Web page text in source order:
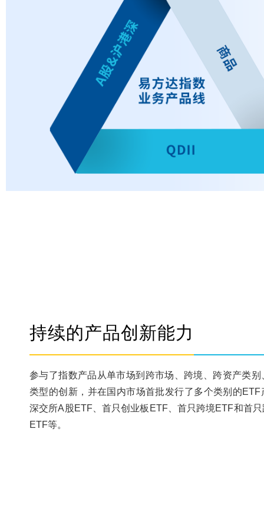
持续的产品创新能力
参与了指数产品从单市场到跨市场、跨境、跨资产类
类型的创新，并在国内市场首批发行了多个类别的
深交所A股ETF、首只创业板ETF、首只跨境ETF和首
ETF等。